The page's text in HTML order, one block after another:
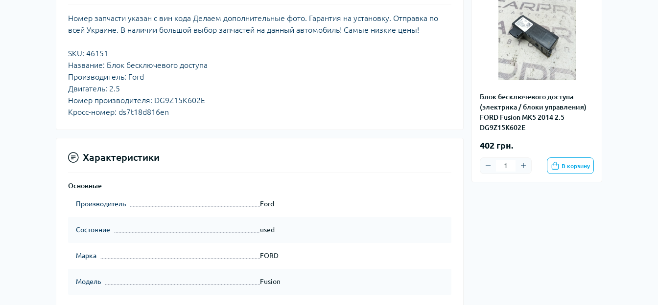
Блок бесключевого доступа
(электрика / блоки управления)
FORD Fusion MK5 2014 2.5
DG9Z15K602E
402 грн.
В корзину
Номер запчасти указан с вин кода Делаем дополнительные фото. Гарантия на установку. Отправка по
всей Украине. В наличии большой выбор запчастей на данный автомобиль! Самые низкие цены!
SKU: 46151
Название: Блок бесключевого доступа
Производитель: Ford
Двигатель: 2.5
Номер производителя: DG9Z15K602E
Кросс-номер: ds7t18d816en
Характеристики
Основные
Производитель Ford
Состояние used
Марка FORD
Модель Fusion